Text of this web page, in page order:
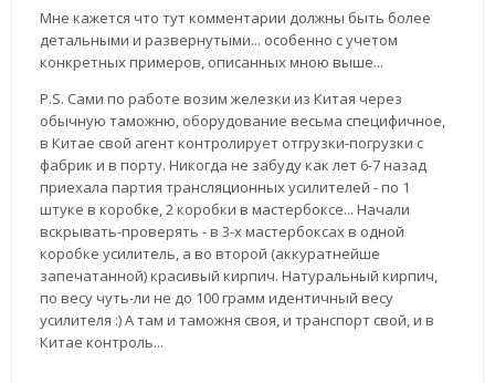
Мне кажется что тут комментарии должны быть более
детальными и развернутыми... особенно с учетом
конкретных примеров, описанных мною выше...
P.S. Сами по работе возим железки из Китая через
обычную таможню, оборудование весьма специфичное,
в Китае свой агент контролирует отгрузки-погрузки с
фабрик и в порту. Никогда не забуду как лет 6-7 назад
приехала партия трансляционных усилителей - по 1
штуке в коробке, 2 коробки в мастербоксе... Начали
вскрывать-проверять - в 3-х мастербоксах в одной
коробке усилитель, а во второй (аккуратнейше
запечатанной) красивый кирпич. Натуральный кирпич,
по весу чуть-ли не до 100 грамм идентичный весу
усилителя :) А там и таможня своя, и транспорт свой, и в
Китае контроль...